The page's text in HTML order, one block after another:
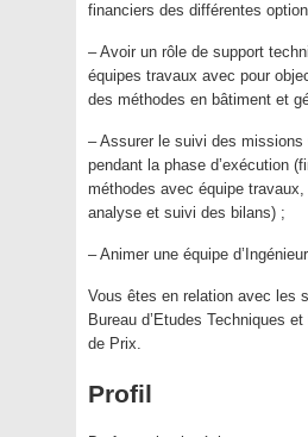
financiers des différentes
– Avoir un rôle de support
équipes travaux avec pour
des méthodes en bâtiment et
– Assurer le suivi des missions
pendant la phase d’exécution
méthodes avec équipe travaux,
analyse et suivi des bilans) ;
– Animer une équipe
Vous êtes en relation avec les
Bureau d’Etudes Techniques
de Prix.
Profil